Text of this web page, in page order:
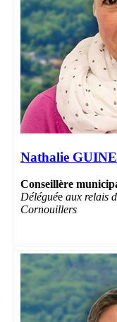
Nathalie
Conseillère
Déléguée aux relais
Cornouillers